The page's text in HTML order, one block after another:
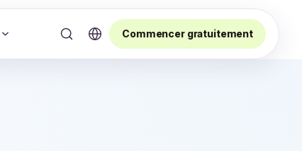
Commencer gratuitement